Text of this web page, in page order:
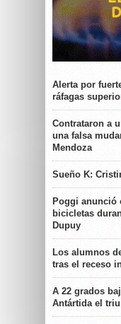
Alerta por
ráfagas
Contrataron a
una falsa
Mendoza
Sueño K:
Poggi anunció
bicicletas
Dupuy
Los alumnos
tras el receso
A 22 grados
Antártida el